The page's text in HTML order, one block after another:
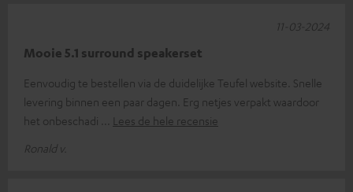
Mooie 5.1 surround speakerset
Eenvoudig te bestellen via de duidelijke Teufel website. Snelle
levering binnen een paar dagen. Erg netjes verpakt waardoor
het onbeschadi
Lees de hele recensie
Ronald v.
11-03-2024